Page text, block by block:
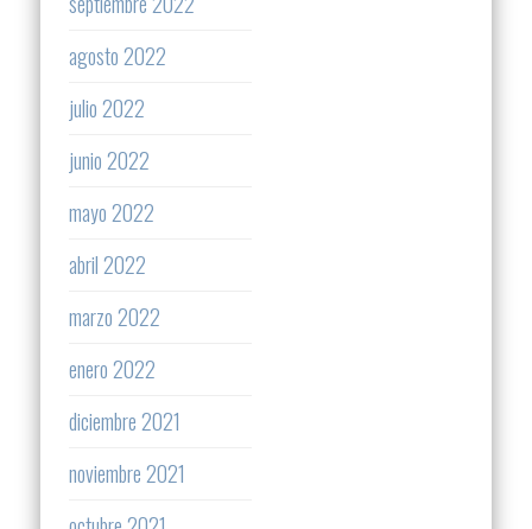
agosto 2022
julio 2022
junio 2022
mayo 2022
abril 2022
marzo 2022
enero 2022
diciembre 2021
noviembre 2021